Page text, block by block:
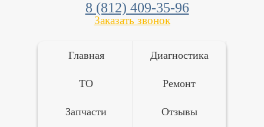
8 (812) 409-35-96
Заказать звонок
Главная
ТО
Диагностика
Ремонт
Запчасти Отзывы